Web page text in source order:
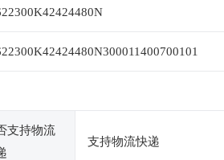
支持物流
支持物流快递